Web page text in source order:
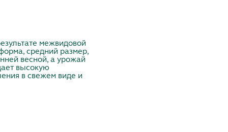
межвидовой
средний размер,
весной, а урожай
высокую
в свежем виде и